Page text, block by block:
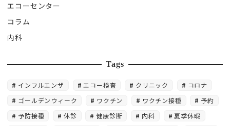
エコーセンター
コラム
内科
Tags
インフルエンザ エコー検査 クリニック
コロナ
ゴールデンウィーク
ワクチン ワクチン接種
予約
予防接種
休診 健康診断 内科
夏季休暇